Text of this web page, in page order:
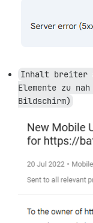
Inhalt breiter
Elemente zu
Bildschirm)